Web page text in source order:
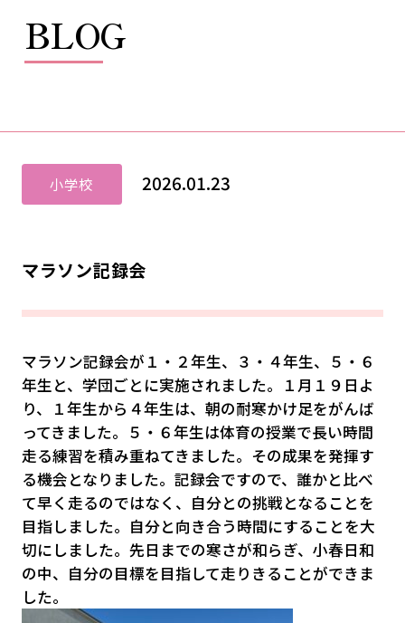
BLOG
小学校 2026.01.23
マラソン記録会
マラソン記録会が１・２年生、３・４年生、５・６
年生と、学団ごとに実施されました。１月１９日よ
り、１年生から４年生は、朝の耐寒かけ足をがんば
ってきました。５・６年生は体育の授業で長い時間
走る練習を積み重ねてきました。その成果を発揮す
る機会となりました。記録会ですので、誰かと比べ
て早く走るのではなく、自分との挑戦となることを
目指しました。自分と向き合う時間にすることを大
切にしました。先日までの寒さが和らぎ、小春日和
の中、自分の目標を目指して走りきることができま
した。